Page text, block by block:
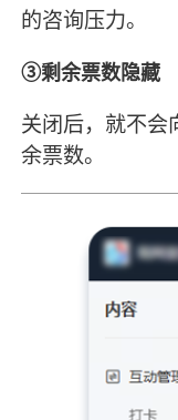
的咨询压力。
③剩余票数隐藏
关闭后，就不会
余票数。